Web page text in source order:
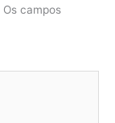
Os campos